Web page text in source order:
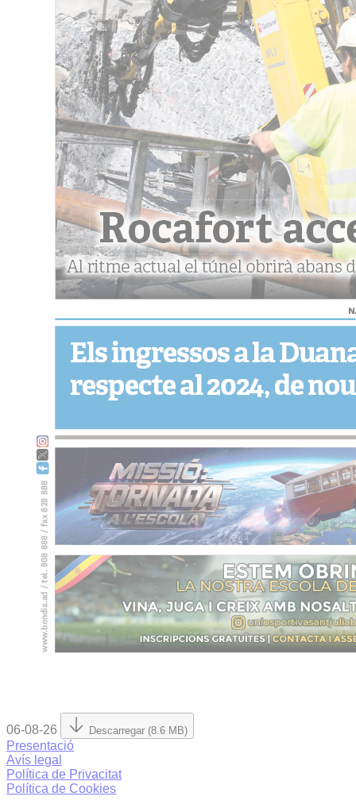
06-08-26 Descarregar (8.6 MB)
Presentació
Avís legal
Política de Privacitat
Política de Cookies